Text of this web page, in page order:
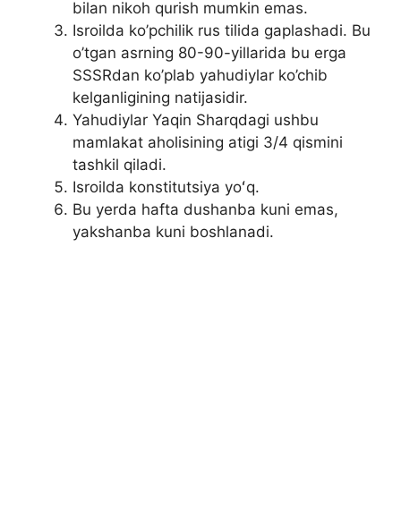
bilan nikoh qurish mumkin emas.
Isroilda ko’pchilik rus tilida gaplashadi. Bu
o’tgan asrning 80-90-yillarida bu erga
SSSRdan ko’plab yahudiylar ko’chib
kelganligining natijasidir.
Yahudiylar Yaqin Sharqdagi ushbu
mamlakat aholisining atigi 3/4 qismini
tashkil qiladi.
Isroilda konstitutsiya yoʻq.
Bu yerda hafta dushanba kuni emas,
yakshanba kuni boshlanadi.